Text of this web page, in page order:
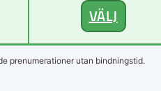
VÄLJ
prenumerationer utan bindningstid.